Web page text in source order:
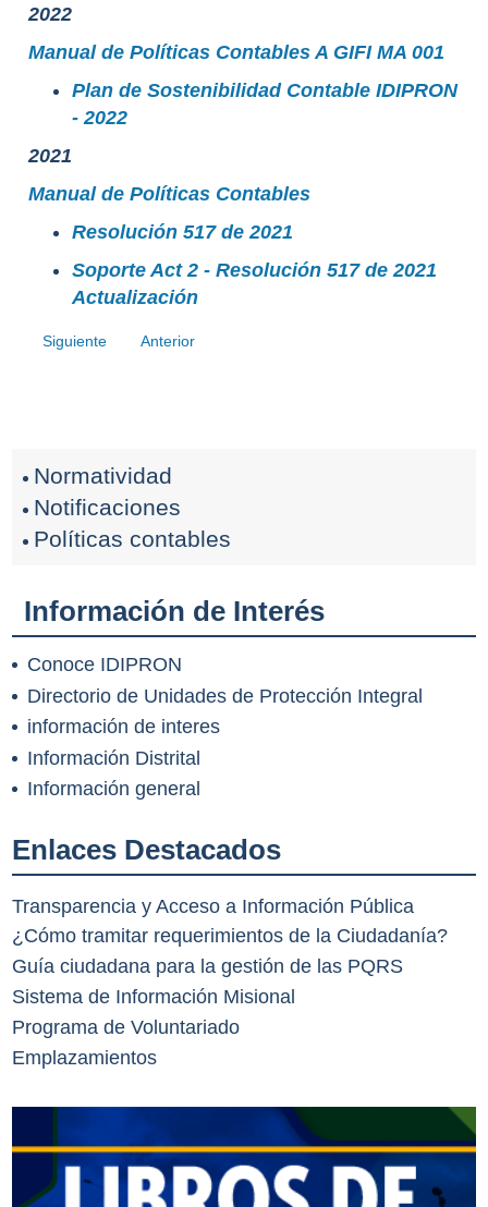
2022
Manual de Políticas Contables A GIFI MA 001
Plan de Sostenibilidad Contable IDIPRON
- 2022
2021
Manual de Políticas Contables
Resolución 517 de 2021
Soporte Act 2 - Resolución 517 de 2021
Actualización
Siguiente Anterior
Normatividad
Notificaciones
Políticas contables
Información de Interés
Conoce IDIPRON
Directorio de Unidades de Protección Integral
información de interes
Información Distrital
Información general
Enlaces Destacados
Transparencia y Acceso a Información Pública
¿Cómo tramitar requerimientos de la Ciudadanía?
Guía ciudadana para la gestión de las PQRS
Sistema de Información Misional
Programa de Voluntariado
Emplazamientos